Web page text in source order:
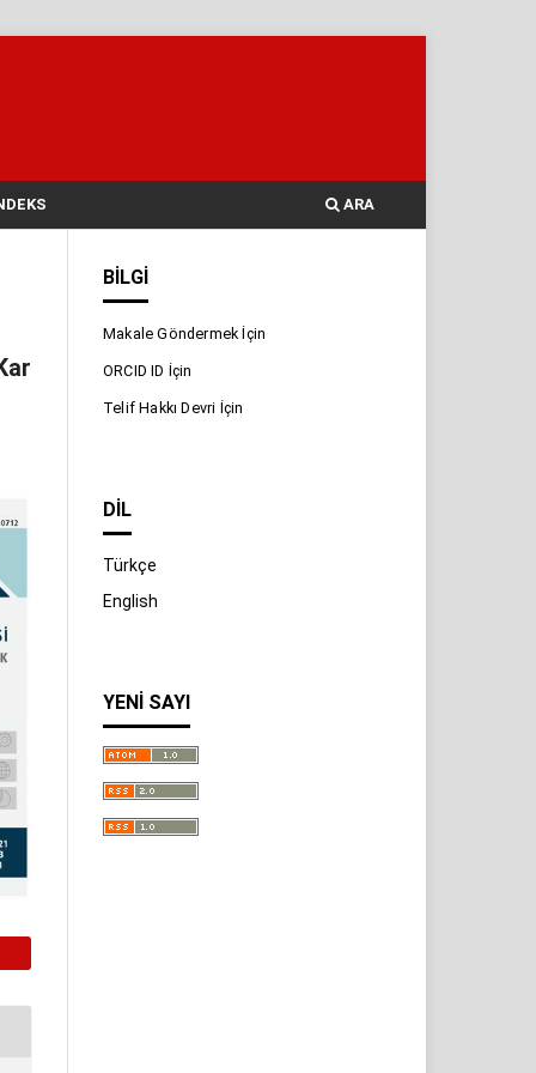
ARA
BILGI
Makale Göndermek İçin
ORCID ID İçin
Telif Hakkı Devri İçin
DIL
Türkçe
English
YENI SAYI